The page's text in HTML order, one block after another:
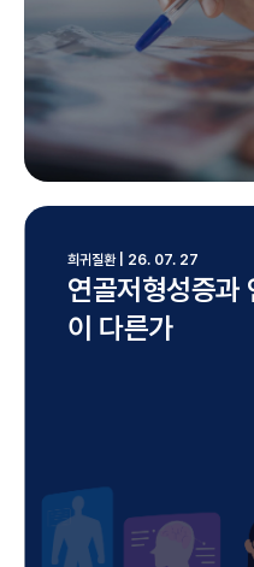
연골저형성증과
이 다른가
희귀질환 | 26. 07. 27